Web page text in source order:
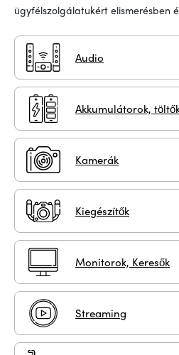
ügyfélszolgálatukért elismerésben
Audio
Akkumulátorok,
Kamerák
Kiegészítők
Monitorok, Keresők
Streaming